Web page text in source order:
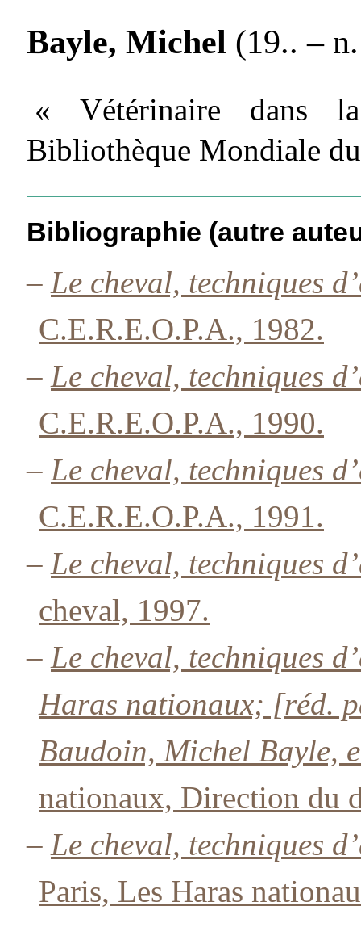
Bayle, Michel (19.. –
« Vétérinaire dans
Bibliothèque Mondiale
Bibliographie (autre
– Le cheval, techniques
C.E.R.E.O.P.A., 1982.
– Le cheval, techniques
C.E.R.E.O.P.A., 1990.
– Le cheval, techniques
C.E.R.E.O.P.A., 1991.
– Le cheval, techniques
cheval, 1997.
– Le cheval, techniques
Haras nationaux; [réd.
Baudoin, Michel Bayle,
nationaux, Direction du
– Le cheval, techniques
Paris, Les Haras